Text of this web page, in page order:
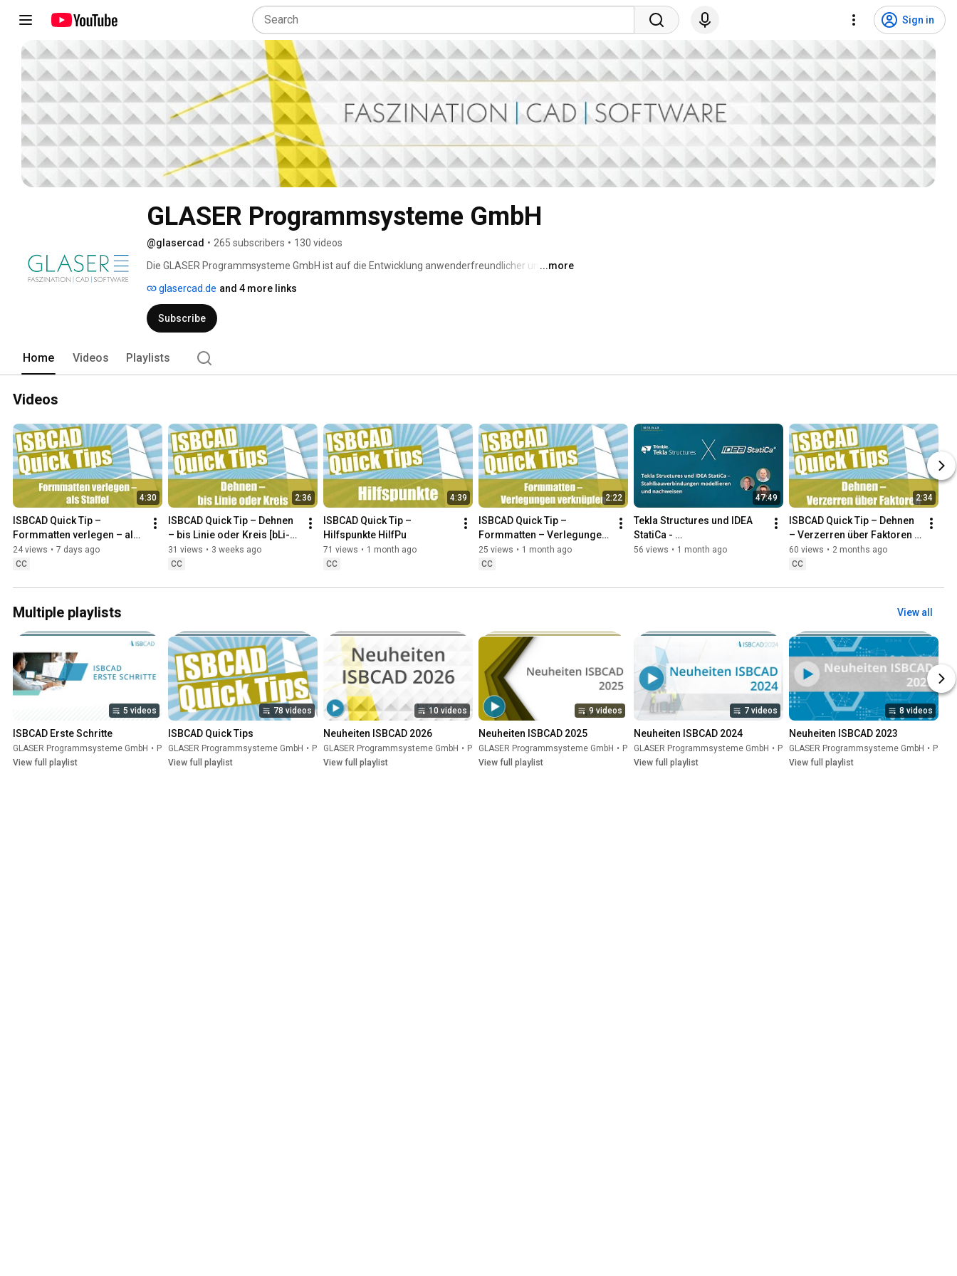
Sign in
GLASER Programmsysteme GmbH
@glasercad • 265 subscribers • 130 videos
Die GLASER Programmsysteme GmbH ist auf die Entwicklung anwenderfreundlicher und
Software für den konstruktiven Ingenieurbau zur Erstellung von Positions‑, Schal‑,
Bewehrungs- und Detailplänen. Das Stammprodukt ISBCAD ist bei über 10.000 Planungsprofis
im Einsatz und wird vorwiegend in der DACH-Region sowie Polen und Rumänien vertrieben.
...more
glasercad.de and 4 more links
Subscribe
Home Videos Playlists
Videos
4:30
ISBCAD Quick Tip –
Formmatten verlegen – als
Staffel [VeStaf]
24 views • 7 days ago
CC
2:36
ISBCAD Quick Tip – Dehnen
– bis Linie oder Kreis [bLi-
Kr]
31 views • 3 weeks ago
CC
4:39
ISBCAD Quick Tip –
Hilfspunkte HilfPu
71 views • 1 month ago
CC
2:22
ISBCAD Quick Tip –
Formmatten – Verlegungen
verknüpfen [VKN]
25 views • 1 month ago
CC
47:49
Tekla Structures und IDEA
StatiCa -
Stahlbauverbindungen
56 views • 1 month ago
2:34
ISBCAD Quick Tip – Dehnen
– Verzerren über Faktoren
(VerFak)
60 views • 2 months ago
CC
Multiple playlists View all
5 videos
ISBCAD Erste Schritte
GLASER Programmsysteme GmbH • Playlist
View full playlist
78 videos
ISBCAD Quick Tips
GLASER Programmsysteme GmbH • Playlist
View full playlist
10 videos
Neuheiten ISBCAD 2026
GLASER Programmsysteme GmbH • Playlist
View full playlist
9 videos
Neuheiten ISBCAD 2025
GLASER Programmsysteme GmbH • Playlist
View full playlist
7 videos
Neuheiten ISBCAD 2024
GLASER Programmsysteme GmbH • Playlist
View full playlist
8 videos
Neuheiten ISBCAD 2023
GLASER Programmsysteme GmbH • Playlist
View full playlist